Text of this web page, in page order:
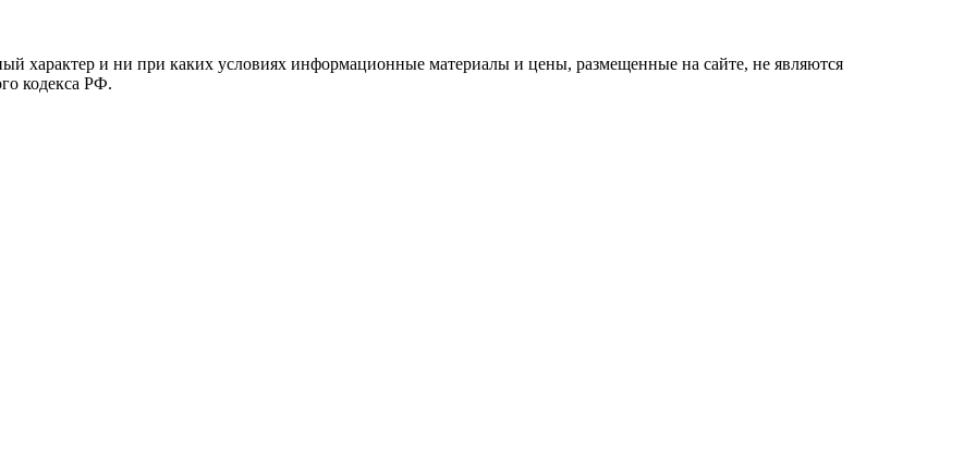
характер и ни при каких условиях информационные материалы и цены, размещенные на сайте, не являются
кодекса РФ.